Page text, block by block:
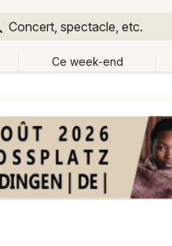
Concert, spectacle, etc.
Ce week-end
Publier
Grands
Bordeaux
Alsace Partout
Près de moi